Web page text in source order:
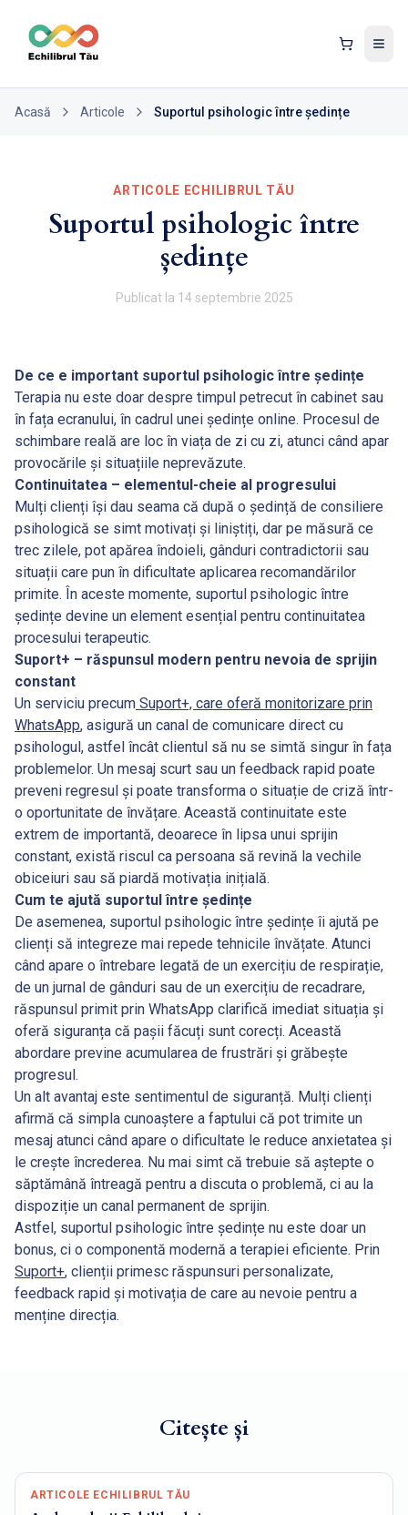
Acasă Articole Suportul psihologic între ședințe
ARTICOLE ECHILIBRUL TĂU
Suportul psihologic între
ședințe
Publicat la 14 septembrie 2025
De ce e important suportul psihologic între ședințe
Terapia nu este doar despre timpul petrecut în cabinet sau
în fața ecranului, în cadrul unei ședințe online. Procesul de
schimbare reală are loc în viața de zi cu zi, atunci când apar
provocările și situațiile neprevăzute.
Continuitatea – elementul-cheie al progresului
Mulți clienți își dau seama că după o ședință de consiliere
psihologică se simt motivați și liniștiți, dar pe măsură ce
trec zilele, pot apărea îndoieli, gânduri contradictorii sau
situații care pun în dificultate aplicarea recomandărilor
primite. În aceste momente, suportul psihologic între
ședințe devine un element esențial pentru continuitatea
procesului terapeutic.
Suport+ – răspunsul modern pentru nevoia de sprijin
constant
Un serviciu precum Suport+, care oferă monitorizare prin
WhatsApp, asigură un canal de comunicare direct cu
psihologul, astfel încât clientul să nu se simtă singur în fața
problemelor. Un mesaj scurt sau un feedback rapid poate
preveni regresul și poate transforma o situație de criză într-
o oportunitate de învățare. Această continuitate este
extrem de importantă, deoarece în lipsa unui sprijin
constant, există riscul ca persoana să revină la vechile
obiceiuri sau să piardă motivația inițială.
Cum te ajută suportul între ședințe
De asemenea, suportul psihologic între ședințe îi ajută pe
clienți să integreze mai repede tehnicile învățate. Atunci
când apare o întrebare legată de un exercițiu de respirație,
de un jurnal de gânduri sau de un exercițiu de recadrare,
răspunsul primit prin WhatsApp clarifică imediat situația și
oferă siguranța că pașii făcuți sunt corecți. Această
abordare previne acumularea de frustrări și grăbește
progresul.
Un alt avantaj este sentimentul de siguranță. Mulți clienți
afirmă că simpla cunoaștere a faptului că pot trimite un
mesaj atunci când apare o dificultate le reduce anxietatea și
le crește încrederea. Nu mai simt că trebuie să aștepte o
săptămână întreagă pentru a discuta o problemă, ci au la
dispoziție un canal permanent de sprijin.
Astfel, suportul psihologic între ședințe nu este doar un
bonus, ci o componentă modernă a terapiei eficiente. Prin
Suport+, clienții primesc răspunsuri personalizate,
feedback rapid și motivația de care au nevoie pentru a
menține direcția.
Citește și
ARTICOLE ECHILIBRUL TĂU